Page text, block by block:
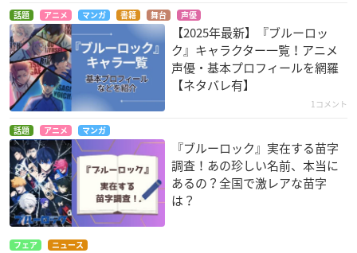
話題 アニメ マンガ 書籍 舞台 声優
【2025年最新】『ブルーロッ
ク』キャラクター一覧！アニメ
声優・基本プロフィールを網羅
【ネタバレ有】
1コメント
話題 アニメ マンガ
『ブルーロック』実在する苗字
調査！あの珍しい名前、本当に
あるの？全国で激レアな苗字
は？
フェア ニュース